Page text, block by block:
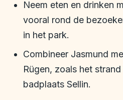
Neem eten en drinken
vooral rond de
in het park.
Combineer Jasmund
Rügen, zoals het
badplaats Sellin.